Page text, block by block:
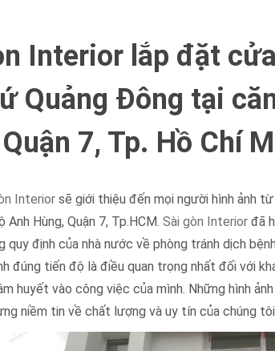
Interior lắp đặt
Quảng Đông tại
7, Tp. Hồ Chí
Interior sẽ giới thiệu đến mọi người hình ảnh
Anh Hùng, Quận 7, Tp.HCM. Sài gòn Interior đã
quy định của nhà nước về phòng tránh dịch
đúng tiến độ là điều quan trọng nhất đối với
huyết vào công việc của mình. Những hình
niềm tin về chất lượng và uy tín của chúng